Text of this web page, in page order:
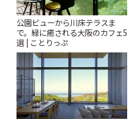
公園ビューから川床テラスま
で。緑に癒される大阪のカフェ5
選 | ことりっぷ